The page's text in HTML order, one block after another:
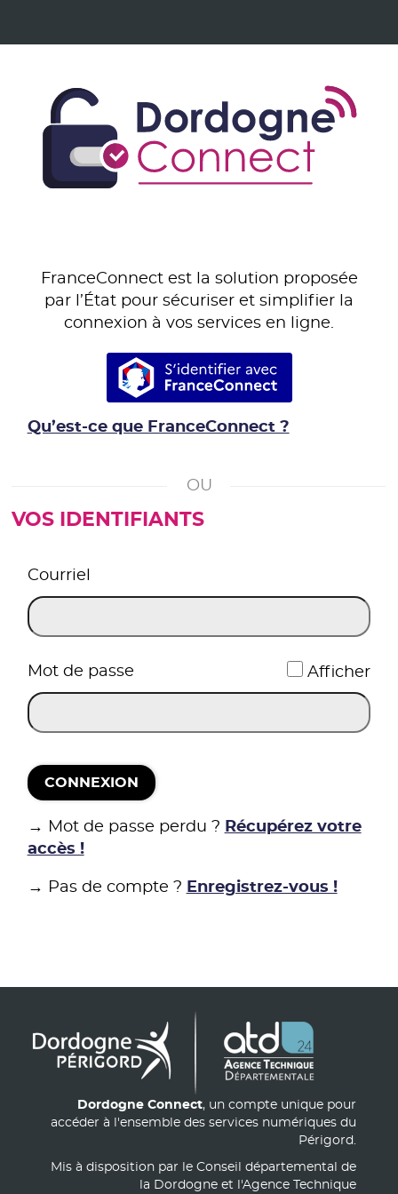
FranceConnect est la solution proposée
par l’État pour sécuriser et simplifier la
connexion à vos services en ligne.
S’identifier avec
Qu’est-ce que FranceConnect ?
VOS IDENTIFIANTS
Courriel
*
Mot de passe Afficher
CONNEXION
→ Mot de passe perdu ? Récupérez votre
accès !
→ Pas de compte ? Enregistrez-vous !
Dordogne Connect, un compte unique pour
accéder à l'ensemble des services numériques du
Périgord.
Mis à disposition par le Conseil départemental de
la Dordogne et l'Agence Technique